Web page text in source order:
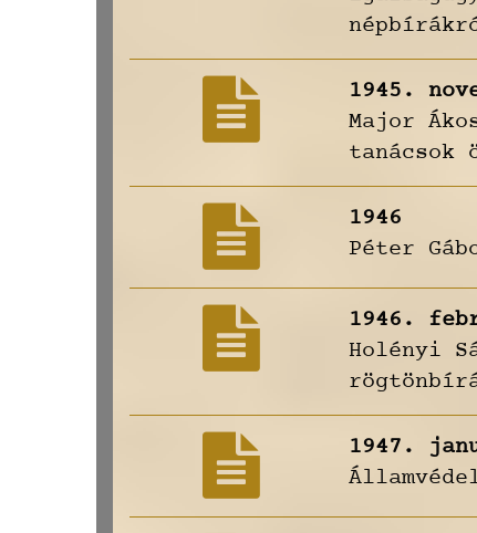
1945.
Major
tanácsok
1946
Péter
1946.
Holényi
1947.